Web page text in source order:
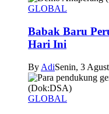
GLOBAL
Babak Baru
Hari Ini
By AdiSenin, 3
GLOBAL